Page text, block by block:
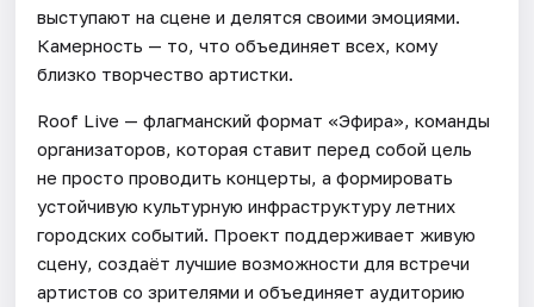
выступают на сцене и делятся своими эмоциями.
Камерность — то, что объединяет всех, кому
близко творчество артистки.
Roof Live — флагманский формат «Эфира», команды
организаторов, которая ставит перед собой цель
не просто проводить концерты, а формировать
устойчивую культурную инфраструктуру летних
городских событий. Проект поддерживает живую
сцену, создаёт лучшие возможности для встречи
артистов со зрителями и объединяет аудиторию